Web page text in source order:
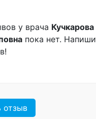
у врача Кучкарова
пока нет.
отзыв